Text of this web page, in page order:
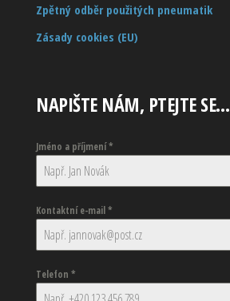
Zpětný odběr použitých pneumatik
Zásady cookies (EU)
NAPIŠTE NÁM, PTEJTE SE…
Jméno a příjmení*
Kontaktní e-mail*
Telefon *